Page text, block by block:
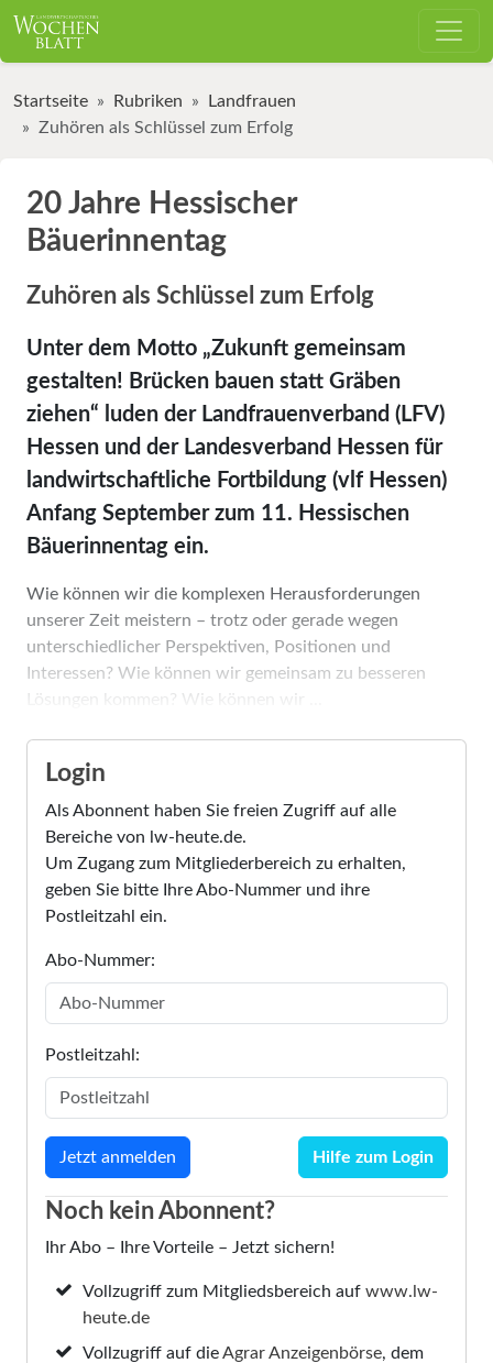
Startseite Rubriken
Landfrauen
Zuhören als Schlüssel zum Erfolg
20 Jahre Hessischer
Bäuerinnentag
Zuhören als Schlüssel zum Erfolg
Unter dem Motto „Zukunft gemeinsam
gestalten! Brücken bauen statt Gräben
ziehen“ luden der Landfrauenverband (LFV)
Hessen und der Landesverband Hessen für
landwirtschaftliche Fortbildung (vlf Hessen)
Anfang September zum 11. Hessischen
Bäuerinnentag ein.
Wie können wir die komplexen Herausforderungen
unserer Zeit meistern – trotz oder gerade wegen
unterschiedlicher Perspektiven, Positionen und
Interessen? Wie können wir gemeinsam zu besseren
Lösungen kommen? Wie können wir ...
Login
Als Abonnent haben Sie freien Zugriff auf alle
Bereiche von lw-heute.de.
Um Zugang zum Mitgliederbereich zu erhalten,
geben Sie bitte Ihre Abo-Nummer und ihre
Postleitzahl ein.
Abo-Nummer:
Postleitzahl:
Hilfe zum Login
Noch kein Abonnent?
Ihr Abo – Ihre Vorteile – Jetzt sichern!
Vollzugriff zum Mitgliedsbereich aufwww.lw-
heute.de
Vollzugriff auf dieAgrar Anzeigenbörse, dem